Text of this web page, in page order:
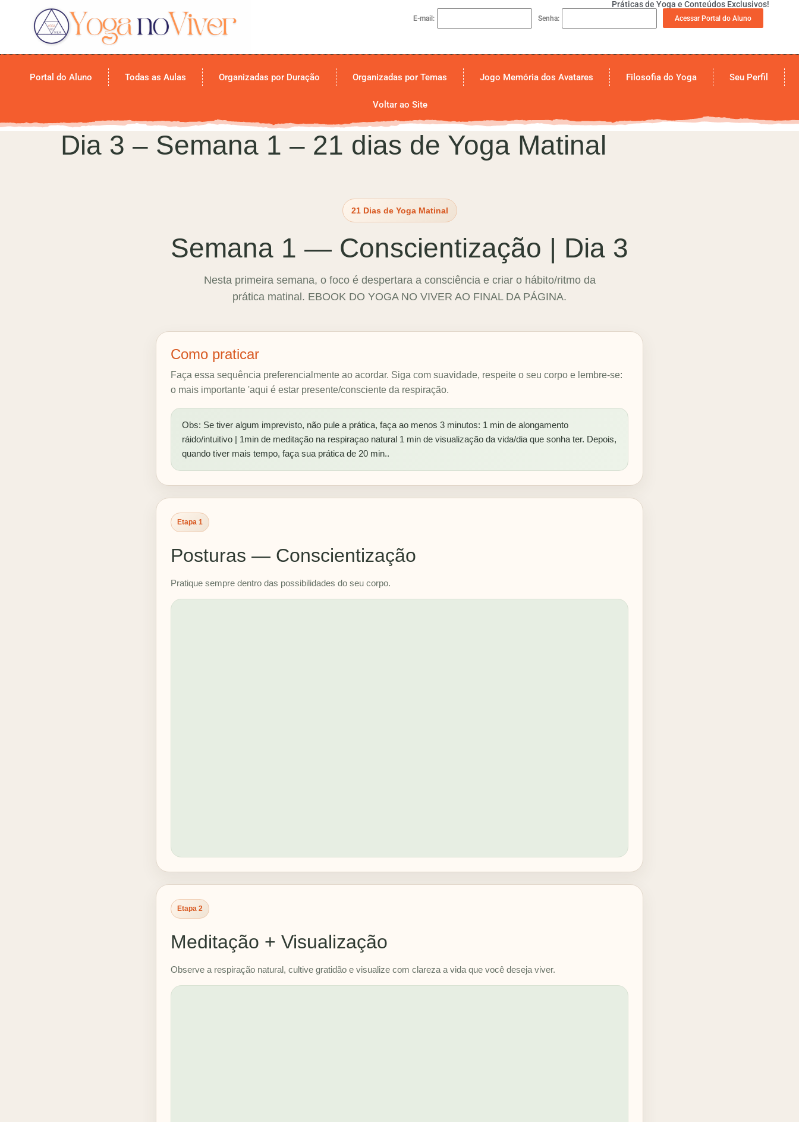
Práticas de Yoga e Conteúdos Exclusivos!
E-mail: Senha: Acessar Portal do Aluno
Portal do Aluno Todas as Aulas Organizadas por Duração Organizadas por Temas Jogo Memória dos Avatares Filosofia do Yoga Seu Perfil
Voltar ao Site
Dia 3 – Semana 1 – 21 dias de Yoga Matinal
21 Dias de Yoga Matinal
Semana 1 — Conscientização | Dia 3
Nesta primeira semana, o foco é despertara a consciência e criar o hábito/ritmo da
prática matinal. EBOOK DO YOGA NO VIVER AO FINAL DA PÁGINA.
Como praticar
Faça essa sequência preferencialmente ao acordar. Siga com suavidade, respeite o seu corpo e lembre-se:
o mais importante 'aqui é estar presente/consciente da respiração.
Obs: Se tiver algum imprevisto, não pule a prática, faça ao menos 3 minutos: 1 min de alongamento
ráido/intuitivo | 1min de meditação na respiraçao natural 1 min de visualização da vida/dia que sonha ter. Depois,
quando tiver mais tempo, faça sua prática de 20 min..
Etapa 1
Posturas — Conscientização
Pratique sempre dentro das possibilidades do seu corpo.
Etapa 2
Meditação + Visualização
Observe a respiração natural, cultive gratidão e visualize com clareza a vida que você deseja viver.